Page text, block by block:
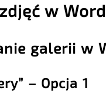
w
galerii w
– Opcja 1